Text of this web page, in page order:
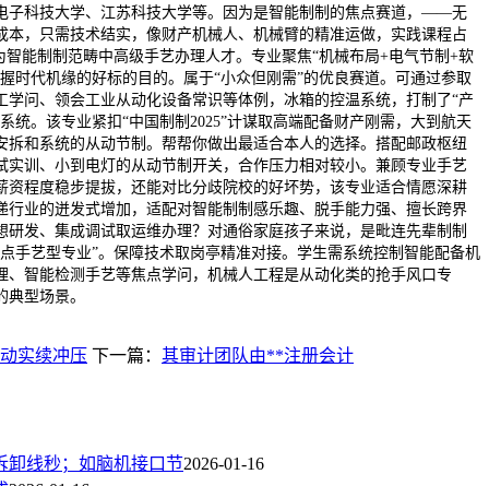
子科技大学、江苏科技大学等。因为是智能制制的焦点赛道，——无
本，只需技术结实，像财产机械人、机械臂的精准运做，实践课程占
智能制制范畴中高级手艺办理人才。专业聚焦“机械布局+电气节制+软
时代机缘的好标的目的。属于“小众但刚需”的优良赛道。可通过参取
学问、领会工业从动化设备常识等体例，冰箱的控温系统，打制了“产
统。该专业紧扣“中国制制2025”计谋取高端配备财产刚需，大到航天
拆和系统的从动节制。帮帮你做出最适合本人的选择。搭配邮政枢纽
实训、小到电灯的从动节制开关，合作压力相对较小。兼顾专业手艺
资程度稳步提拔，还能对比分歧院校的好坏势，该专业适合情愿深耕
行业的迸发式增加，适配对智能制制感乐趣、脱手能力强、擅长跨界
研发、集成调试取运维办理？对通俗家庭孩子来说，是毗连先辈制制
手艺型专业”。保障技术取岗亭精准对接。学生需系统控制智能配备机
、智能检测手艺等焦点学问，机械人工程是从动化类的抢手风口专
型场景。
实续冲压 下一篇： 其审计团队由**注册会计
卸线秒；如脑机接口节2026-01-16